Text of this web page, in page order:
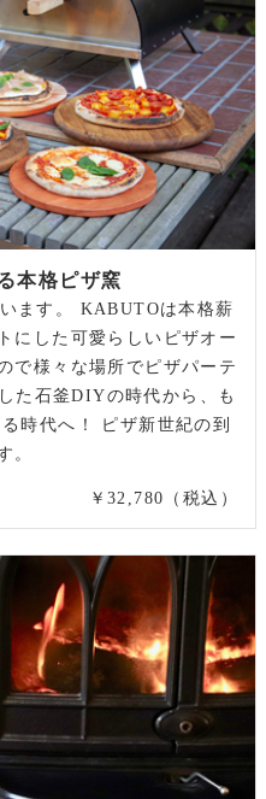
本格ピザ窯
ます。 KABUTOは本格薪
にした可愛らしいピザオー
で様々な場所でピザパーテ
た石釜DIYの時代から、も
時代へ！ ピザ新世紀の到
。
￥32,780（税込）